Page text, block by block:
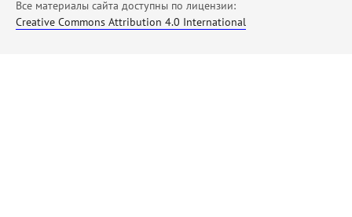
Все материалы сайта доступны по лицензии:
Creative Commons Attribution 4.0 International